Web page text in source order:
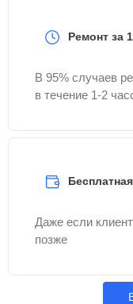
Ремонт за
В 95% случаев
в течение 1-2
Даже если
позже